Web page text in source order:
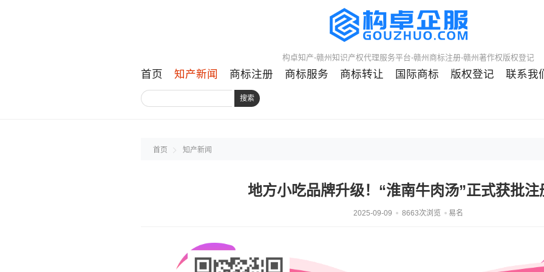
构卓知产-赣州知识产权代理服务平台-赣州商标注册-赣州著作权版权登记
首页 知产新闻 商标注册 商标服务 商标转让 国际商标 版权登记 联系我
搜索
首页 知产新闻
地方小吃品牌升级！“淮南牛肉汤”正式获批注
2025-09-09 8663次浏览 易名